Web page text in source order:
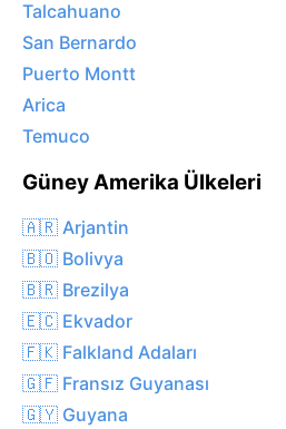
Talcahuano
San Bernardo
Puerto Montt
Arica
Temuco
Güney Amerika Ülkeleri
🇦🇷 Arjantin
🇧🇴 Bolivya
🇧🇷 Brezilya
🇪🇨 Ekvador
🇫🇰 Falkland Adaları
🇬🇫 Fransız Guyanası
🇬🇾 Guyana